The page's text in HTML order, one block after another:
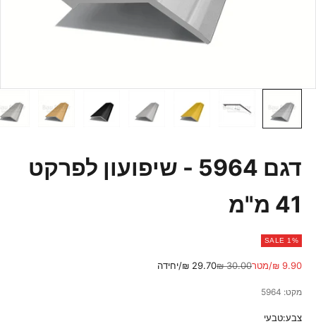
דגם 5964 - שיפועון לפרקט
41 מ"מ
SALE 1%
מחיר מבצע
9.90 ₪/מטר מחיר רגיל
30.00 ₪ 29.70 ₪/יחידה
מקט: 5964
צבע:טבעי